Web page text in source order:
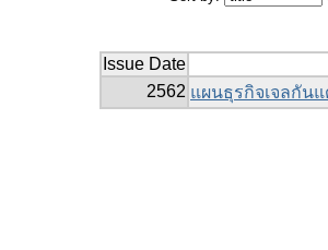
Issue Date
2562 แผนธุรกิจเจลกัน